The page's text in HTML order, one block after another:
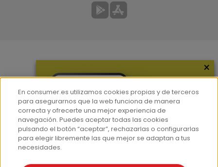
Hemeroteca
Contacto
Prensa
Corpus Lingüístico Consumer
×
En consumer.es utilizamos cookies propias y de terceros
para asegurarnos que la web funciona de manera
correcta y ofrecerte una mejor experiencia de
navegación. Puedes aceptar todas las cookies
pulsando el botón “aceptar”, rechazarlas o configurarlas
para elegir libremente las que mejor se adaptan a tus
necesidades.